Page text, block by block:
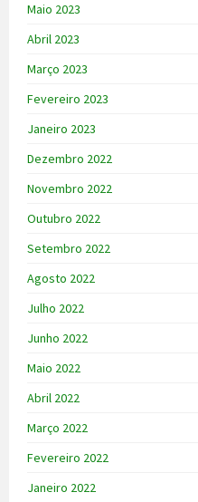
Maio 2023
Abril 2023
Março 2023
Fevereiro 2023
Janeiro 2023
Dezembro 2022
Novembro 2022
Outubro 2022
Setembro 2022
Agosto 2022
Julho 2022
Junho 2022
Maio 2022
Abril 2022
Março 2022
Fevereiro 2022
Janeiro 2022